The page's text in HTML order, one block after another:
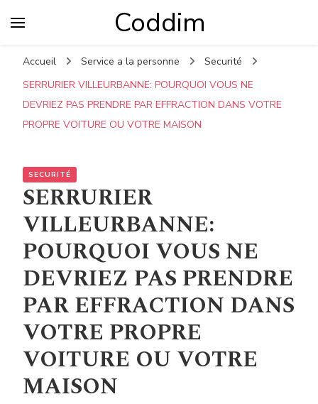
Coddim
Accueil Service a la personne
Securité
SERRURIER VILLEURBANNE: POURQUOI VOUS NE
DEVRIEZ PAS PRENDRE PAR EFFRACTION DANS VOTRE
PROPRE VOITURE OU VOTRE MAISON
SECURITÉ
SERRURIER
VILLEURBANNE:
POURQUOI VOUS NE
DEVRIEZ PAS PRENDRE
PAR EFFRACTION DANS
VOTRE PROPRE
VOITURE OU VOTRE
MAISON